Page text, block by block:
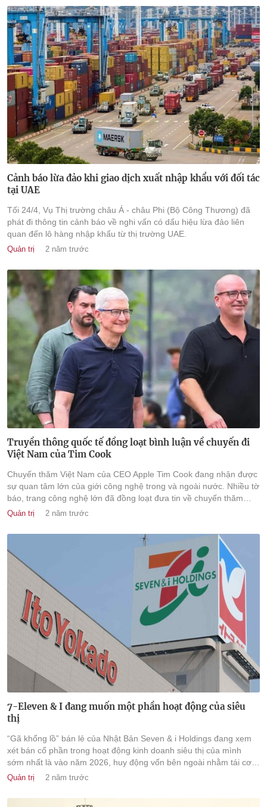
Cảnh báo lừa đảo khi giao dịch xuất nhập khẩu với đối tác
tại UAE
Tối 24/4, Vụ Thị trường châu Á - châu Phi (Bộ Công Thương) đã
phát đi thông tin cảnh báo về nghi vấn có dấu hiệu lừa đảo liên
quan đến lô hàng nhập khẩu từ thị trường UAE.
Quản trị 2 năm trước
Truyền thông quốc tế đồng loạt bình luận về chuyến đi
Việt Nam của Tim Cook
Chuyến thăm Việt Nam của CEO Apple Tim Cook đang nhận được
sự quan tâm lớn của giới công nghệ trong và ngoài nước. Nhiều tờ
báo, trang công nghệ lớn đã đồng loạt đưa tin về chuyến thăm
này.
Quản trị 2 năm trước
7-Eleven & I đang muốn một phần hoạt động của siêu
thị
“Gã khổng lồ” bán lẻ của Nhật Bản Seven & i Holdings đang xem
xét bán cổ phần trong hoạt động kinh doanh siêu thị của mình
sớm nhất là vào năm 2026, huy động vốn bên ngoài nhằm tái cơ
cấu các hoạt động đang gặp khó khăn, theo Nikkei Asia.
Quản trị 2 năm trước